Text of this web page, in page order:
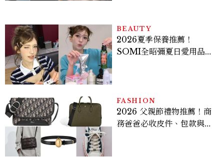
BEAUTY
2026夏季保養推薦！
SOMI全昭彌夏日愛用品公
FASHION
2026 父親節禮物推薦！商
務爸爸必收皮件、包款與鞋